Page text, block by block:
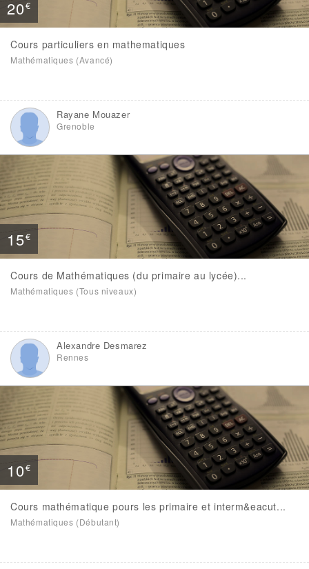
20€
Cours particuliers en mathematiques
Mathématiques (Avancé)
Rayane Mouazer
Grenoble
15€
Cours de Mathématiques (du primaire au lycée)...
Mathématiques (Tous niveaux)
Alexandre Desmarez
Rennes
10€
Cours mathématique pours les primaire et interm&eacut...
Mathématiques (Débutant)